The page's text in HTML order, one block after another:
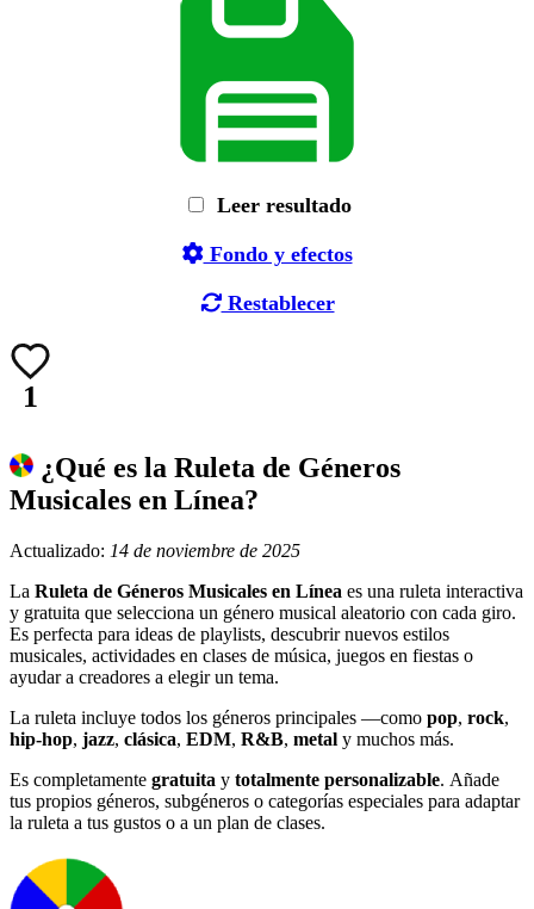
Leer resultado
Fondo y efectos
Restablecer
1
¿Qué es la Ruleta de Géneros
Musicales en Línea?
Actualizado: 14 de noviembre de 2025
La Ruleta de Géneros Musicales en Línea es una ruleta interactiva
y gratuita que selecciona un género musical aleatorio con cada giro.
Es perfecta para ideas de playlists, descubrir nuevos estilos
musicales, actividades en clases de música, juegos en fiestas o
ayudar a creadores a elegir un tema.
La ruleta incluye todos los géneros principales —como pop, rock,
hip-hop, jazz, clásica, EDM, R&B, metal y muchos más.
Es completamente gratuita y totalmente personalizable. Añade
tus propios géneros, subgéneros o categorías especiales para adaptar
la ruleta a tus gustos o a un plan de clases.